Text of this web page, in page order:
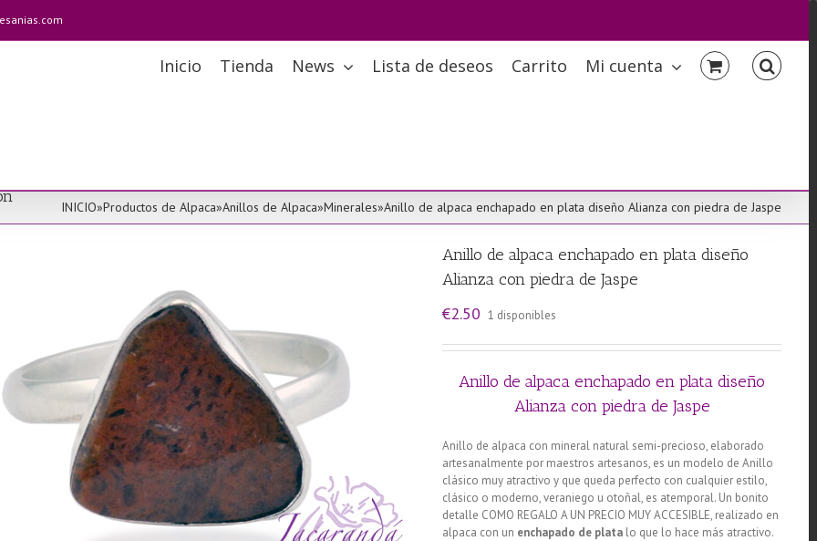
Inicio Tienda News Lista de deseos Carrito Mi cuenta
INICIO»Productos de Alpaca»Anillos de Alpaca»Minerales»Anillo de alpaca enchapado en plata diseño Alianza con piedra de Jaspe
Anillo de alpaca enchapado en plata diseño
Alianza con piedra de Jaspe
€2.50 1 disponibles
Anillo de alpaca enchapado en plata diseño
Alianza con piedra de Jaspe
Anillo de alpaca con mineral natural semi-precioso, elaborado
artesanalmente por maestros artesanos, es un modelo de Anillo
clásico muy atractivo y que queda perfecto con cualquier estilo,
clásico o moderno, veraniego u otoñal, es atemporal. Un bonito
detalle COMO REGALO A UN PRECIO MUY ACCESIBLE, realizado en
alpaca con un enchapado de plata lo que lo hace más atractivo.